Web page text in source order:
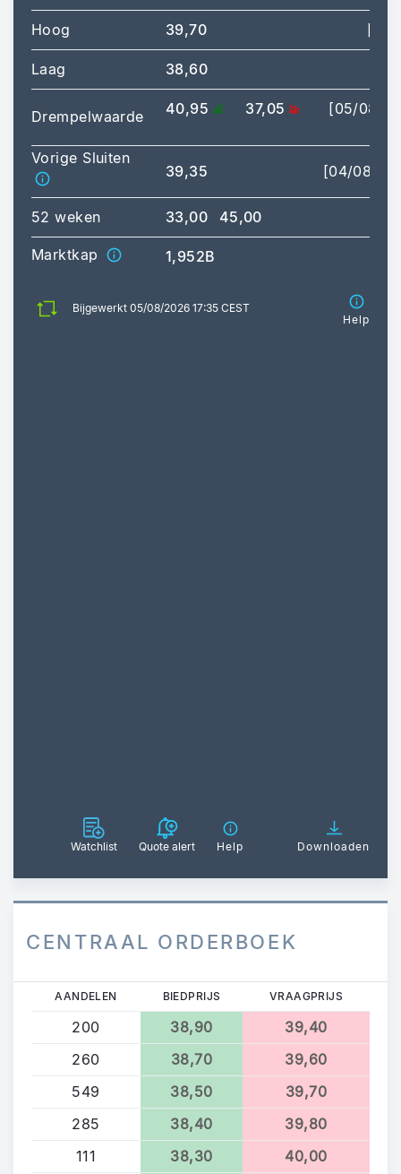
Hoog 39,70
Laag 38,60
Drempelwaarde 40,95 37,05
[05/08/
Vorige Sluiten
39,35 [04/08/
52 weken 33,00 45,00
Marktkap 1,952B
Bijgewerkt 05/08/2026 17:35 CEST
Help
Watchlist Quote alert Help Downloaden
CENTRAAL ORDERBOEK
AANDELEN BIEDPRIJS VRAAGPRIJS
200 38,90
39,40
260
38,70
39,60
549
38,50
39,70
285
38,40
39,80
111
38,30 40,00